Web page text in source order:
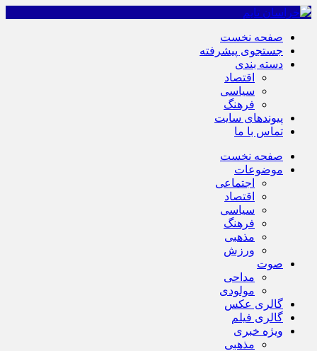
صفحه نخست
جستجوی پیشرفته
دسته بندی
اقتصاد
سیاسی
فرهنگ
پیوندهای سایت
تماس با ما
صفحه نخست
موضوعات
اجتماعی
اقتصاد
سیاسی
فرهنگ
مذهبی
ورزش
صوت
مداحی
مولودی
گالری عکس
گالری فیلم
ویژه خبری
مذهبی